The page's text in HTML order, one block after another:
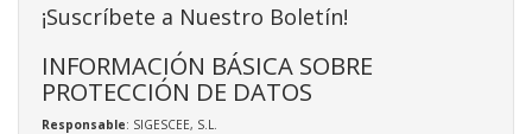
¡Suscríbete a Nuestro Boletín!
INFORMACIÓN BÁSICA SOBRE
PROTECCIÓN DE DATOS
Responsable: SIGESCEE, S.L.